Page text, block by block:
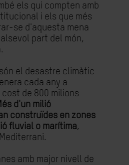
els qui compten amb
i els que més
se d'aquesta mena
part del món,
el desastre climàtic
cada any a
cost de 800 milions
d'un milió
construïdes en zones
fluvial o marítima,
amb major nivell de